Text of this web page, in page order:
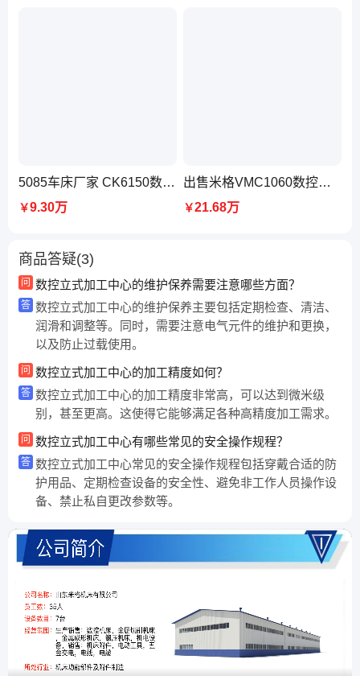
5085车床厂家 CK6150数控车床 米格机床标配7.5KW变频电机
￥9.30万
出售米格VMC1060数控立式加工中心可选配摇篮式五轴 欢迎莅临
￥21.68万
商品答疑(3)
问 数控立式加工中心的维护保养需要注意哪些方面？
答 数控立式加工中心的维护保养主要包括定期检查、清洁、
润滑和调整等。同时，需要注意电气元件的维护和更换，
以及防止过载使用。
问 数控立式加工中心的加工精度如何？
答 数控立式加工中心的加工精度非常高，可以达到微米级
别，甚至更高。这使得它能够满足各种高精度加工需求。
问 数控立式加工中心有哪些常见的安全操作规程？
答 数控立式加工中心常见的安全操作规程包括穿戴合适的防
护用品、定期检查设备的安全性、避免非工作人员操作设
备、禁止私自更改参数等。